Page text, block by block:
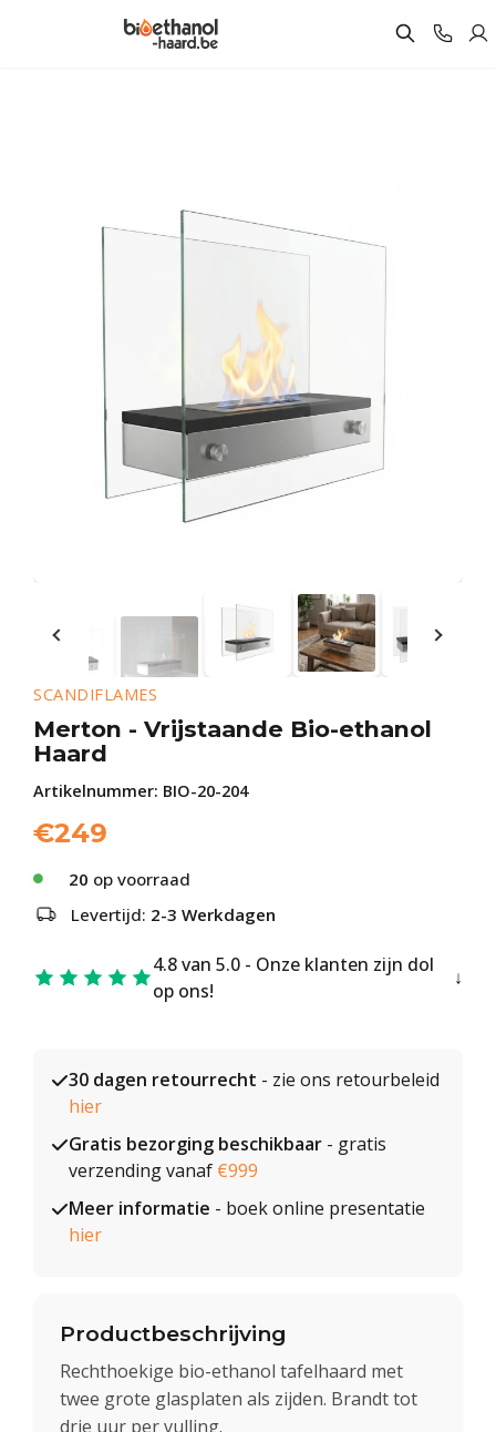
SCANDIFLAMES
Merton - Vrijstaande Bio-ethanol
Haard
Artikelnummer: BIO-20-204
€249
20 op voorraad
Levertijd: 2-3 Werkdagen
4.8 van 5.0 - Onze klanten zijn dol
op ons!
30 dagen retourrecht - zie ons retourbeleid
hier
Gratis bezorging beschikbaar - gratis
verzending vanaf €999
Meer informatie - boek online presentatie
hier
Productbeschrijving
Rechthoekige bio-ethanol tafelhaard met
twee grote glasplaten als zijden. Brandt tot
drie uur per vulling.